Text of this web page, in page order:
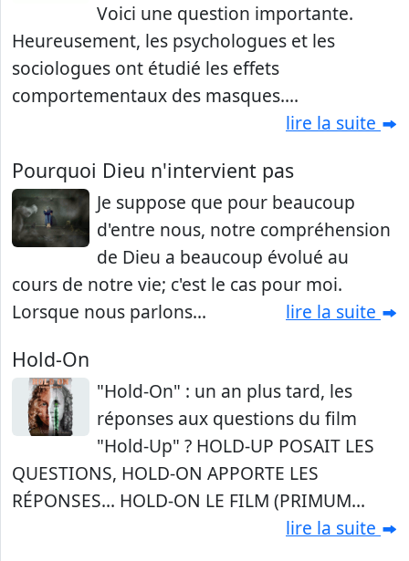
Voici une question importante.
Heureusement, les psychologues et les
sociologues ont étudié les effets
comportementaux des masques....
lire la suite
Pourquoi Dieu n'intervient pas
Je suppose que pour beaucoup
d'entre nous, notre compréhension
de Dieu a beaucoup évolué au
cours de notre vie; c'est le cas pour moi.
Lorsque nous parlons...
lire la suite
Hold-On
"Hold-On" : un an plus tard, les
réponses aux questions du film
"Hold-Up" ? HOLD-UP POSAIT LES
QUESTIONS, HOLD-ON APPORTE LES
RÉPONSES... HOLD-ON LE FILM (PRIMUM...
lire la suite